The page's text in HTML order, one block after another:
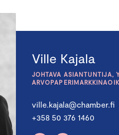
Ville Kajala
JOHTAVA ASIANTUNTIJA,
ville.kajala@chamber.fi
+358 50 376 1460